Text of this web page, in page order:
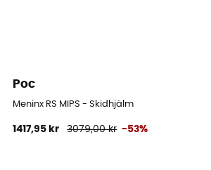
Poc
Meninx RS MIPS - Skidhjälm
1417,95 kr 3079,00 kr -53%